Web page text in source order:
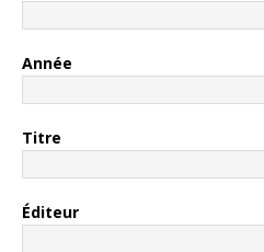
Année
Titre
Éditeur